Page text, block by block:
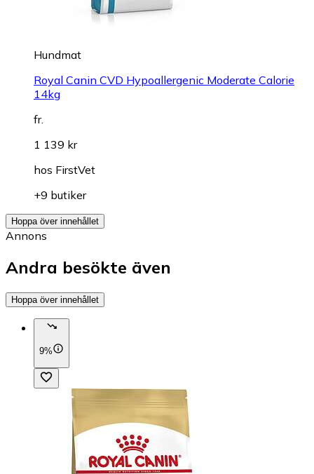
Hundmat
Royal Canin CVD Hypoallergenic Moderate Calorie
14kg
fr.
1 139 kr
hos FirstVet
+9 butiker
Hoppa över innehållet
Annons
Andra besökte även
Hoppa över innehållet
9%